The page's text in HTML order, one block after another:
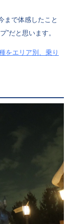
まで体感したこと
”だと思います。
をエリア別、乗り